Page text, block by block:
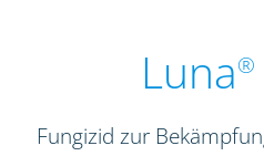
Luna®
Fungizid zur